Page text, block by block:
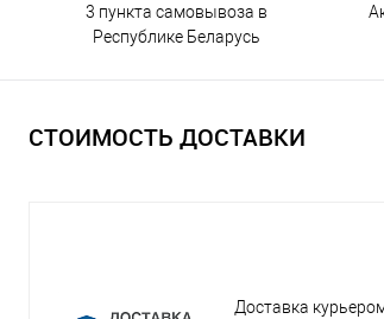
3 пункта самовывоза в
Республике Беларусь
СТОИМОСТЬ ДОСТАВКИ
Доставка